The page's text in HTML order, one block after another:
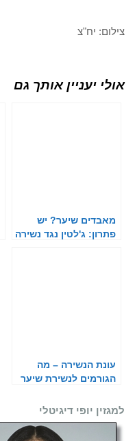
צילום: יח"צ
אולי יעניין אותך גם
מאבדים שיער? יש
פתרון: ג'לטין נגד נשירה
עונת הנשירה – מה
הגורמים לנשירת שיער
למגזין יופי דיגיטלי